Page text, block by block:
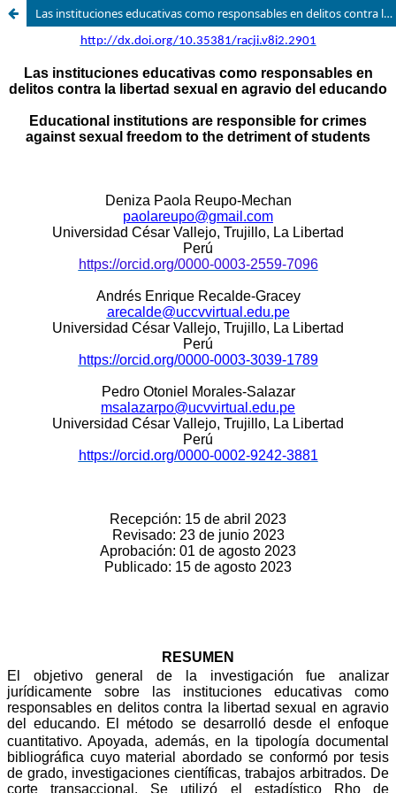
Las instituciones educativas como responsables en delitos contra la libertad sexual en agravio del educando